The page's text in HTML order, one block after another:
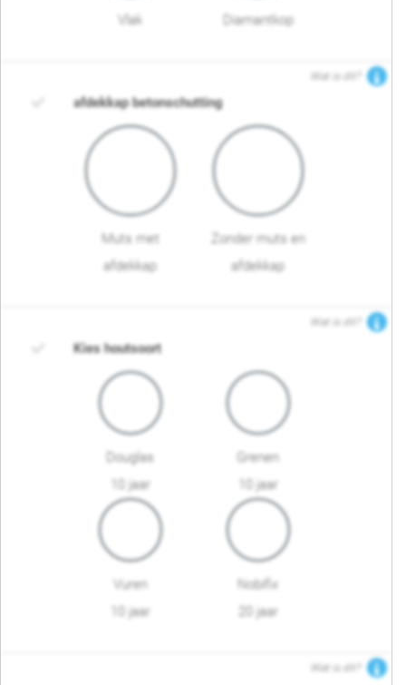
Vlak Diamantkop
Wat is dit?
afdekkap betonschutting
Muts met
afdekkap
Zonder muts en
afdekkap
Wat is dit?
Kies houtsoort
Douglas
10 jaar
Grenen
10 jaar
Vuren
10 jaar
Nobifix
20 jaar
Wat is dit?